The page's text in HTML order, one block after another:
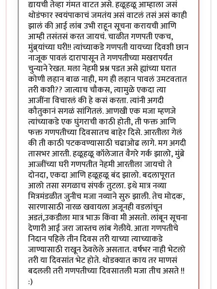
द्यायची तेव्हा गंमत वाटत असे. हळूहळू आम्हाला जसं
थोडंफार स्वयंपाकाचं जमतंय असं वाटलं तसं असं काही
झालं की आई लांब उभी राहून सूचना करायची आणि
आम्ही तसंतसं करत जायचं. चाळीत गणपती एकच,
मुंब्र्यांच्या घरी!! त्यांच्याकडे गणपती यायच्या दिवशी छान
नाजूक पावलं दारापासून ते गणपतीच्या मखरापर्यंत
चुन्याने रेखत. मला नेहमी प्रश्न पडत असे ह्यांच्या घरात
कोणी लहान बाळ नाही, मग ही लहान पावलं उमटवतात
तरी कशी?? जात्याच चौकस, त्यामुळे एकदा त्या
आजींना विचारलं की हे कसं करता. त्यांनी अगदी
कौतुकानं सगळं सांगितलं. आणखी एक मजा म्हणजे
त्यांच्याकडे एक घुंगराची काठी होती, ती फक्त आणि
फक्त गणपतीच्या दिवसातच बाहेर दिसे. आरतीला गेलं
की ती काठी पटकवण्यासाठी चढाओढ लागे. मग अगदी
तासभर आरती. हळूहळू कॉलेजात वैगरे गर्क झालो, मुंब्रे
आज्जींच्या घरी गणपतीत नेहमी आरतीला जायचो ते
दोनदा, एकदा आणि हळूहळू बंद झालो. बदलापूरात
आलो तसा सगळाच संपर्क तुटला. इथे मात्र नव्या
मित्रमंडळीत जुनीच मजा नव्याने सुरु झाली. तेच मोदक,
सारणासाठी नारळ खवायला अजूनही वडलांचून
अडतं,उकडीला मात्र भाऊ किंवा मी असतो. लांबून सूचना
देणारी आई जरा जास्तच लांब गेलीये. आता गणपतीचे
निदान पहिले तीन दिवस तरी याच्या त्याच्याकडे
जाण्यासाठी राखून ठेवलेले असतात. वर्षभर नाही भेटलो
तरी या दिवसांत भेट होते. थोडक्यात काय तर माणसं
बदलली तरी गणपतीच्या दिवसातली मजा तीच असते !!
:)